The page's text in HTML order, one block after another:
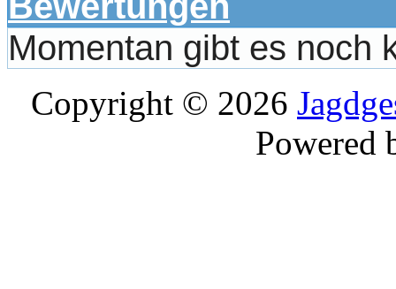
Momentan gibt es noch
Copyright © 2026
Powered